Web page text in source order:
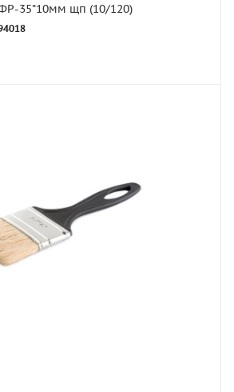
35*10мм щп (10/120)